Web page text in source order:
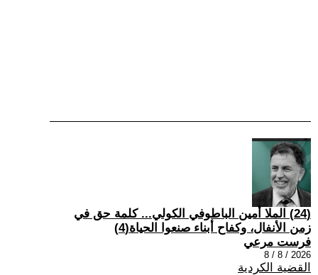
(24) الملا أمين الباطوفي الكولي... كلمة حق في
زمن الأنفال، وكفاح أبناء صنعوا الحياة(4)
فرست مرعي
2026 / 8 / 8
القضية الكردية